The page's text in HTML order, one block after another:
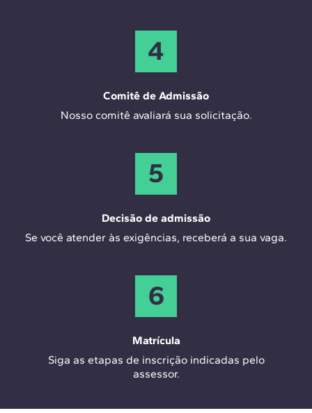
4
Comitê de Admissão
Nosso comitê avaliará sua solicitação.
5
Decisão de admissão
Se você atender às exigências, receberá a sua vaga.
6
Matrícula
Siga as etapas de inscrição indicadas pelo
assessor.